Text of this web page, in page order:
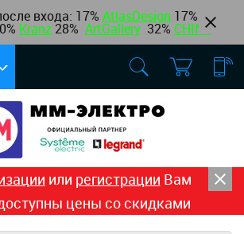
входа: 17% AtlasDesign 17%
Kranz 28% ArtGallery 32% CHINT
или регистрации Вам
цены со скидками